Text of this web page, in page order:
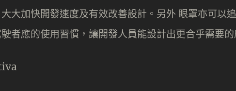
大加快開發速度及有效改善設計。另外 眼罩亦可以
者應的使用習慣，讓開發人員能設計出更合乎需要的